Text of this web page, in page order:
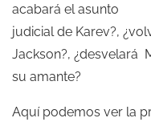
acabará el asunto
judicial de Karev?,
Jackson?, ¿desvelará
su amante?
Aquí podemos ver la